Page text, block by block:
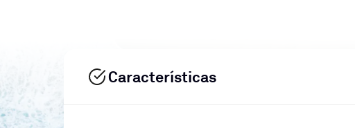
Características